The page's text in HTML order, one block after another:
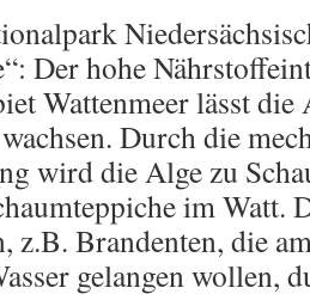
Der hohe
Wattenmeer lässt die
Durch die
wird die Alge zu
im Watt.
z.B. Brandenten, die
gelangen wollen,